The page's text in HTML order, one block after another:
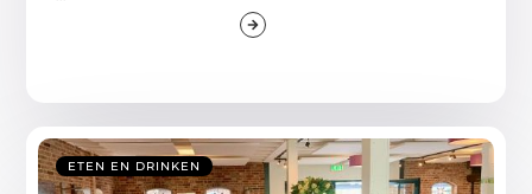
ETEN EN DRINKEN